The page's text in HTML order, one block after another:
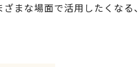
まな場面で活用したくなる、